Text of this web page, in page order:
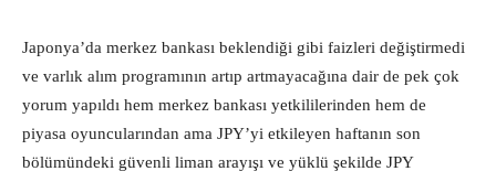
Japonya’da merkez bankası beklendiği gibi faizleri değiştirmedi
ve varlık alım programının artıp artmayacağına dair de pek çok
yorum yapıldı hem merkez bankası yetkililerinden hem de
piyasa oyuncularından ama JPY’yi etkileyen haftanın son
bölümündeki güvenli liman arayışı ve yüklü şekilde JPY